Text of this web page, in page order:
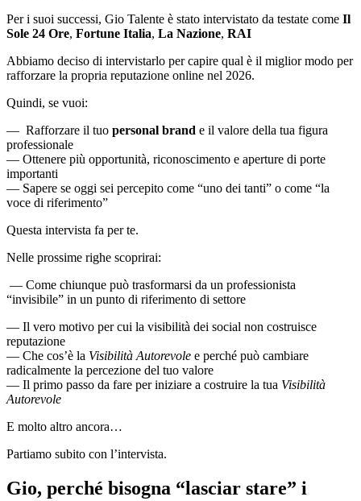
Per i suoi successi, Gio Talente è stato intervistato da testate come Il
Sole 24 Ore, Fortune Italia, La Nazione, RAI
Abbiamo deciso di intervistarlo per capire qual è il miglior modo per
rafforzare la propria reputazione online nel 2026.
Quindi, se vuoi:
— Rafforzare il tuo personal brand e il valore della tua figura
professionale
— Ottenere più opportunità, riconoscimento e aperture di porte
importanti
— Sapere se oggi sei percepito come “uno dei tanti” o come “la
voce di riferimento”
Questa intervista fa per te.
Nelle prossime righe scoprirai:
— Come chiunque può trasformarsi da un professionista
“invisibile” in un punto di riferimento di settore
— Il vero motivo per cui la visibilità dei social non costruisce
reputazione
— Che cos’è la Visibilità Autorevole e perché può cambiare
radicalmente la percezione del tuo valore
— Il primo passo da fare per iniziare a costruire la tua Visibilità
Autorevole
E molto altro ancora…
Partiamo subito con l’intervista.
Gio, perché bisogna “lasciar stare” i